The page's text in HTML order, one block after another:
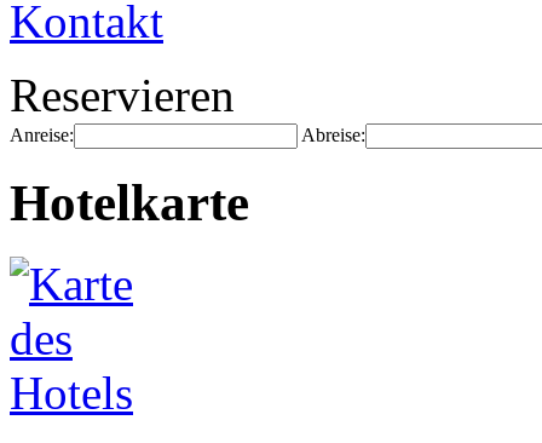
Kontakt
Reservieren
Anreise: Abreise:
Hotelkarte